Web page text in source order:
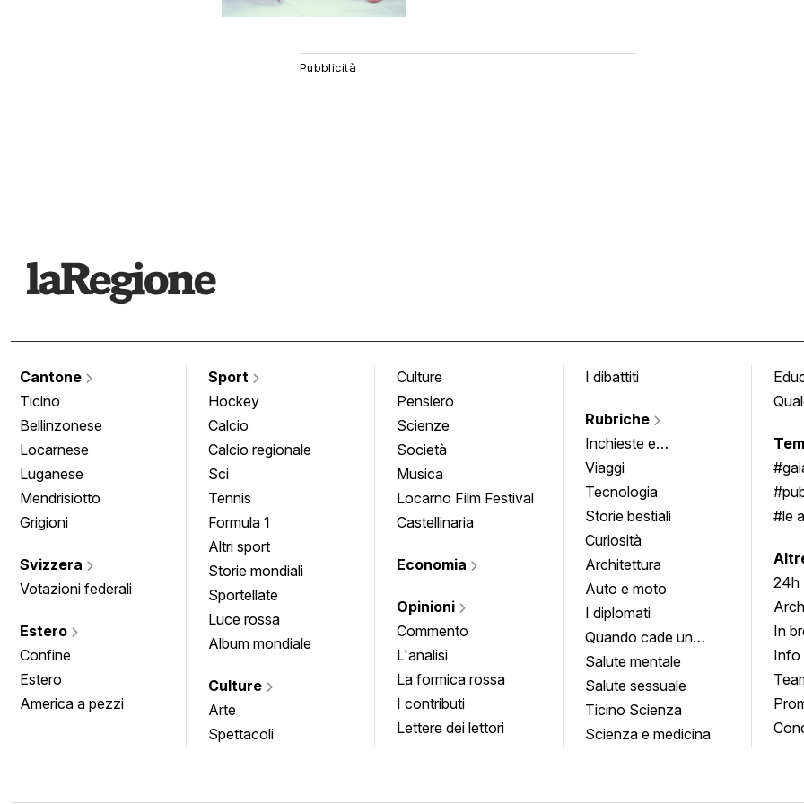
Cantone
Ticino
Bellinzonese
Locarnese
Luganese
Mendrisiotto
Grigioni
Svizzera
Votazioni federali
Estero
Confine
Estero
America a pezzi
Sport
Hockey
Calcio
Calcio regionale
Sci
Tennis
Formula 1
Altri sport
Storie mondiali
Sportellate
Luce rossa
Album mondiale
Culture
Arte
Spettacoli
Culture
Pensiero
Scienze
Società
Musica
Locarno Film Festival
Castellinaria
Economia
Opinioni
Commento
L'analisi
La formica rossa
I contributi
Lettere dei lettori
I dibattiti
Rubriche
Inchieste e
approfondimenti
Viaggi
Tecnologia
Storie bestiali
Curiosità
Architettura
Auto e moto
I diplomati
Quando cade un
quadro
Salute mentale
Salute sessuale
Ticino Scienza
Scienza e medicina
#le
24h
In
Info